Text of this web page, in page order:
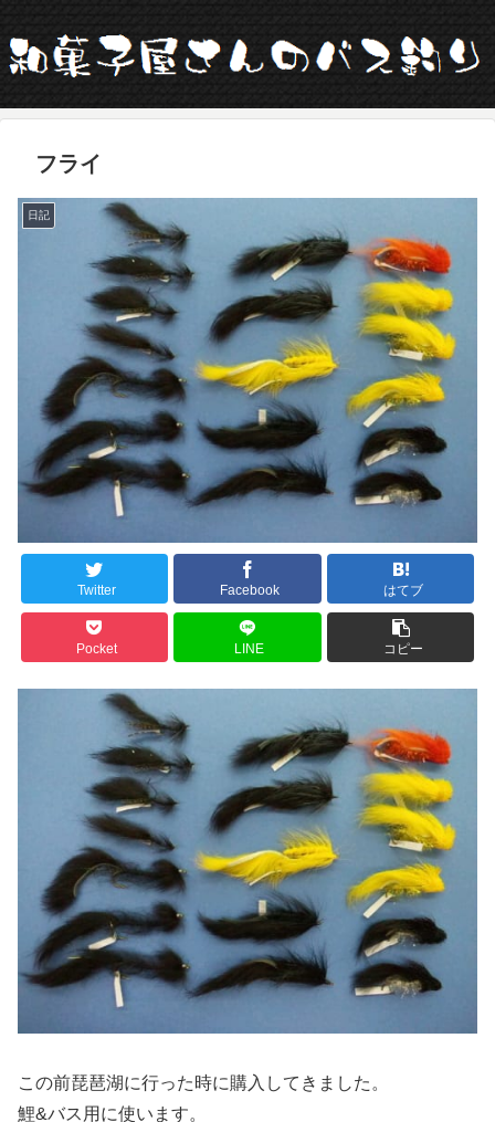
フライ
日記
Twitter Facebook はてブ
Pocket LINE コピー
この前琵琶湖に行った時に購入してきました。
鯉&バス用に使います。